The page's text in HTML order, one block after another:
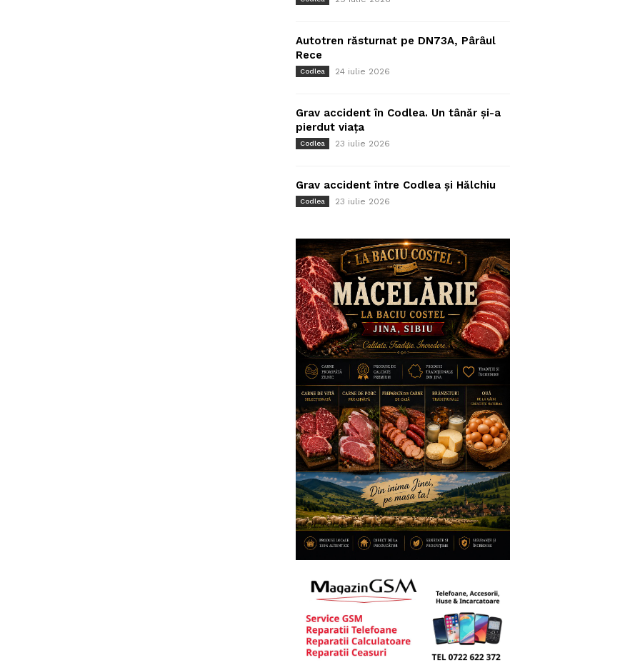
Autotren răsturnat pe DN73A, Pârâul
Rece
Codlea 24 iulie 2026
Grav accident în Codlea. Un tânăr și-a
pierdut viața
Codlea 23 iulie 2026
Grav accident între Codlea și Hălchiu
Codlea 23 iulie 2026